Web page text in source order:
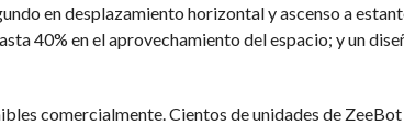
en desplazamiento horizontal y ascenso a
40% en el aprovechamiento del espacio; y un
comercialmente. Cientos de unidades de